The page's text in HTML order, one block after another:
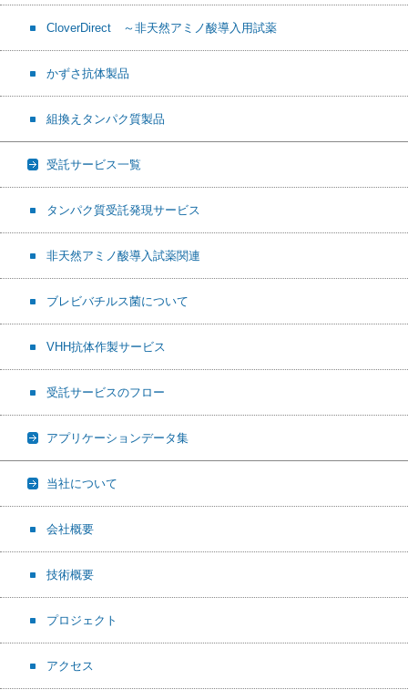
CloverDirect ～非天然アミノ酸導入用試薬
かずさ抗体製品
組換えタンパク質製品
受託サービス一覧
タンパク質受託発現サービス
非天然アミノ酸導入試薬関連
ブレビバチルス菌について
VHH抗体作製サービス
受託サービスのフロー
アプリケーションデータ集
当社について
会社概要
技術概要
プロジェクト
アクセス